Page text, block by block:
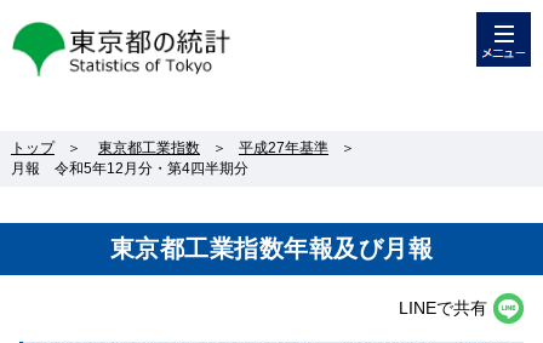
東京都の統計
トップ ＞ 東京都工業指数 ＞ 平成27年基準
＞
月報 令和5年12月分・第4四半期分
東京都工業指数年報及び月報
LINEで共有